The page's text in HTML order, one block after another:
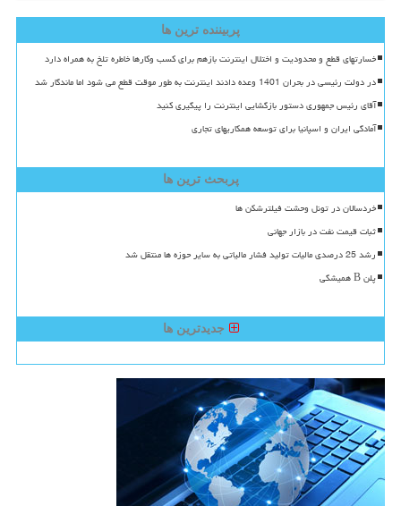
پربیننده ترین ها
خسارتهای قطع و محدودیت و اختلال اینترنت بازهم برای کسب وکارها خاطره تلخ به همراه دارد
در دولت رئیسی در بحران 1401 وعده دادند اینترنت به طور موقت قطع می شود اما ماندگار شد
آقای رئیس جمهوری دستور بازگشایی اینترنت را پیگیری کنید
آمادگی ایران و اسپانیا برای توسعه همکاریهای تجاری
پربحث ترین ها
خردسالان در تونل وحشت فیلترشکن ها
ثبات قیمت نفت در بازار جهانی
رشد 25 درصدی مالیات تولید فشار مالیاتی به سایر حوزه ها منتقل شد
پلن B همیشگی
جدیدترین ها